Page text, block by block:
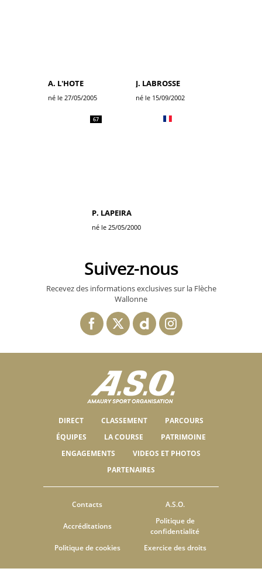
A. L'HOTE
né le 27/05/2005
J. LABROSSE
né le 15/09/2002
67
P. LAPEIRA
né le 25/05/2000
Suivez-nous
Recevez des informations exclusives sur la Flèche
Wallonne
DIRECT CLASSEMENT
PARCOURS
ÉQUIPES
LA COURSE
PATRIMOINE
ENGAGEMENTS
VIDEOS ET PHOTOS
PARTENAIRES
Contacts A.S.O.
Accréditations
Politique de
confidentialité
Politique de cookies
Exercice des droits